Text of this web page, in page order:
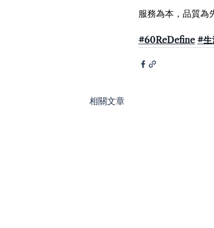
服務為本，品質
#60ReDefine #生
相關文章